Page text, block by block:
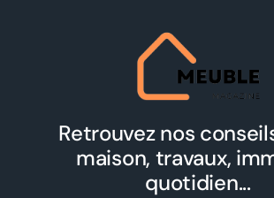
Retrouvez nos
maison, travaux,
quotidien...